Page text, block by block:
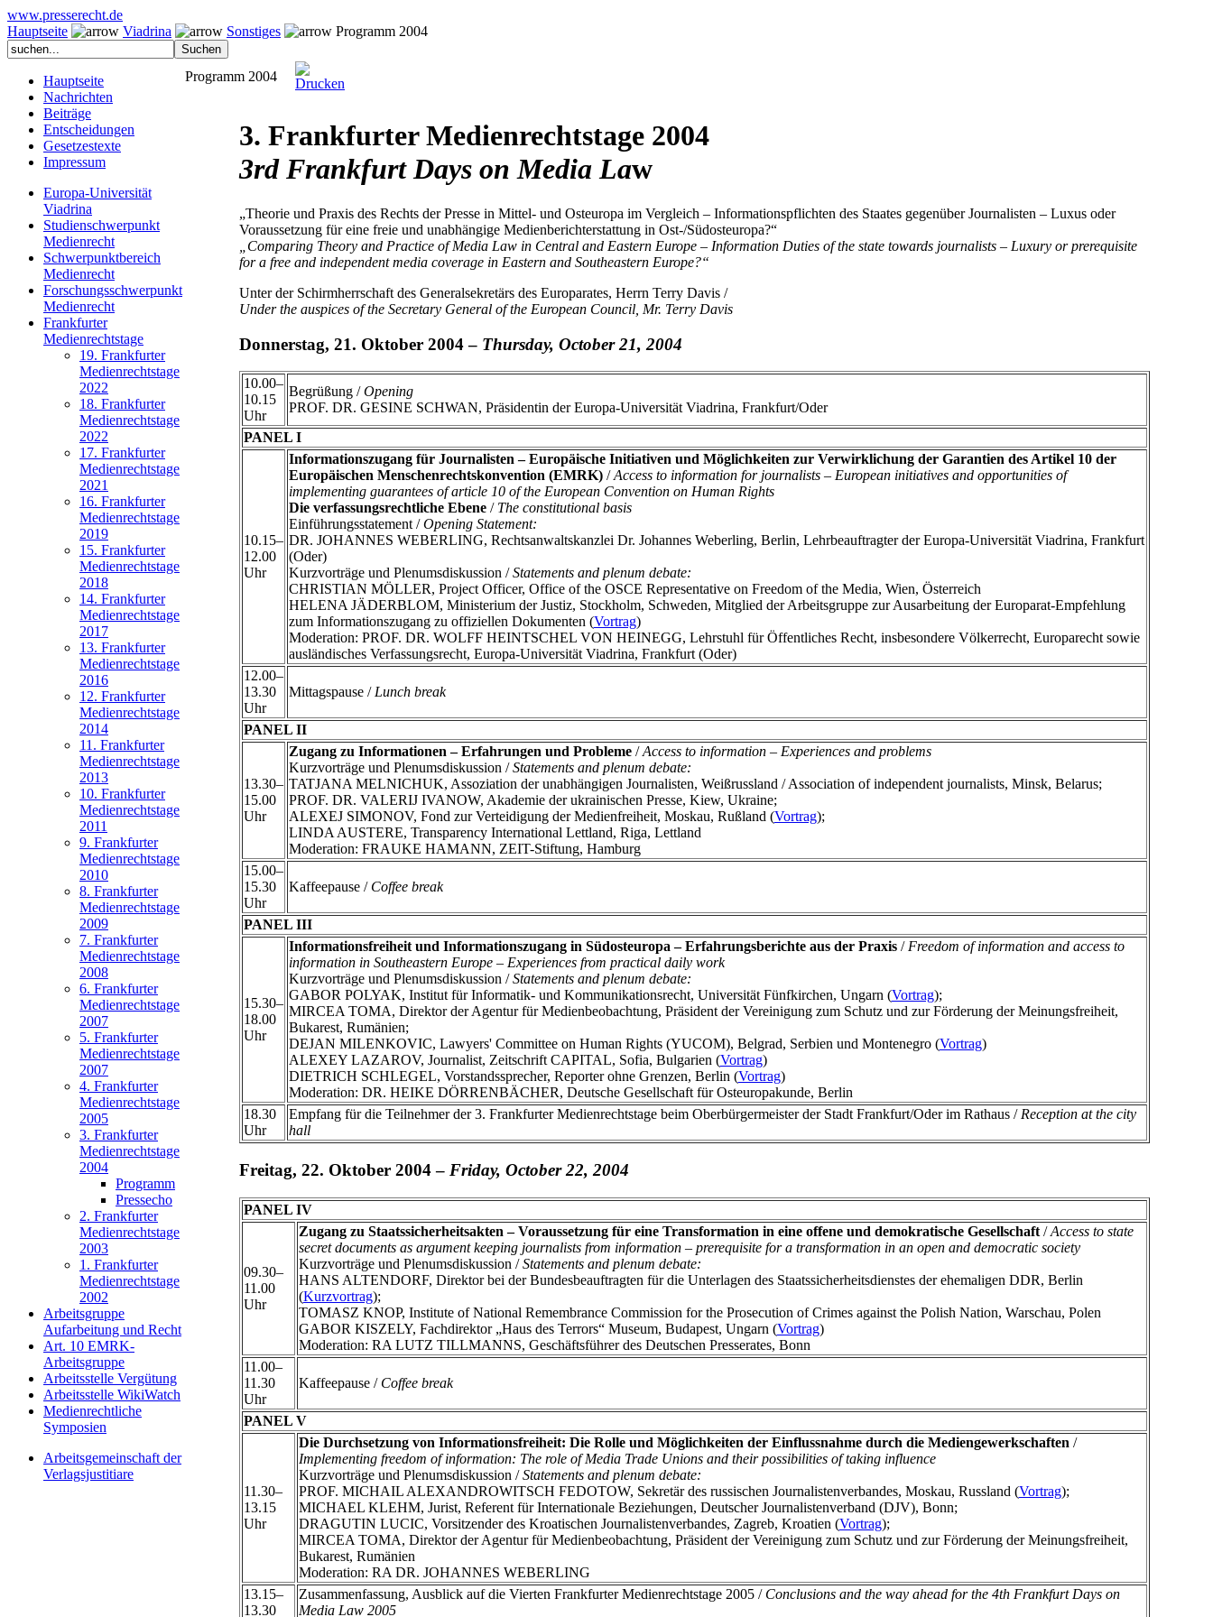
www.presserecht.de
Hauptseite
Viadrina Sonstiges Programm 2004
Hauptseite
Nachrichten
Beiträge
Entscheidungen
Gesetzestexte
Impressum
Europa-Universität
Viadrina
Studienschwerpunkt
Medienrecht
Schwerpunktbereich
Medienrecht
Forschungsschwerpunkt
Medienrecht
Frankfurter
Medienrechtstage
19. Frankfurter
Medienrechtstage
2022
18. Frankfurter
Medienrechtstage
2022
17. Frankfurter
Medienrechtstage
2021
16. Frankfurter
Medienrechtstage
2019
15. Frankfurter
Medienrechtstage
2018
14. Frankfurter
Medienrechtstage
2017
13. Frankfurter
Medienrechtstage
2016
12. Frankfurter
Medienrechtstage
2014
11. Frankfurter
Medienrechtstage
2013
10. Frankfurter
Medienrechtstage
2011
9. Frankfurter
Medienrechtstage
2010
8. Frankfurter
Medienrechtstage
2009
7. Frankfurter
Medienrechtstage
2008
6. Frankfurter
Medienrechtstage
2007
5. Frankfurter
Medienrechtstage
2007
4. Frankfurter
Medienrechtstage
2005
3. Frankfurter
Medienrechtstage
2004
Programm
Pressecho
2. Frankfurter
Medienrechtstage
2003
1. Frankfurter
Medienrechtstage
2002
Arbeitsgruppe
Aufarbeitung und Recht
Art. 10 EMRK-
Arbeitsgruppe
Arbeitsstelle Vergütung
Arbeitsstelle WikiWatch
Medienrechtliche
Symposien
Arbeitsgemeinschaft der
Verlagsjustitiare
Programm 2004
3. Frankfurter Medienrechtstage 2004
3rd Frankfurt Days on Media Law
„Theorie und Praxis des Rechts der Presse in Mittel- und Osteuropa im Vergleich – Informationspflichten des Staates gegenüber Journalisten – Luxus oder
Voraussetzung für eine freie und unabhängige Medienberichterstattung in Ost-/Südosteuropa?“
„Comparing Theory and Practice of Media Law in Central and Eastern Europe – Information Duties of the state towards journalists – Luxury or prerequisite
for a free and independent media coverage in Eastern and Southeastern Europe?“
Unter der Schirmherrschaft des Generalsekretärs des Europarates, Herrn Terry Davis /
Under the auspices of the Secretary General of the European Council, Mr. Terry Davis
Donnerstag, 21. Oktober 2004 – Thursday, October 21, 2004
10.00–
10.15
Uhr
Begrüßung /Opening
PROF. DR. GESINE SCHWAN, Präsidentin der Europa-Universität Viadrina, Frankfurt/Oder
PANEL I
10.15–
12.00
Uhr
Informationszugang für Journalisten – Europäische Initiativen und Möglichkeiten zur Verwirklichung der Garantien des Artikel 10 der
Europäischen Menschenrechtskonvention (EMRK)/Access to information for journalists – European initiatives and opportunities of
implementing guarantees of article 10 of the European Convention on Human Rights
Die verfassungsrechtliche Ebene/ The constitutional basis
Einführungsstatement /Opening Statement:
DR. JOHANNES WEBERLING, Rechtsanwaltskanzlei Dr. Johannes Weberling, Berlin, Lehrbeauftragter der Europa-Universität Viadrina, Frankfurt
(Oder)
Kurzvorträge und Plenumsdiskussion /Statements and plenum debate:
CHRISTIAN MÖLLER, Project Officer, Office of the OSCE Representative on Freedom of the Media, Wien, Österreich
HELENA JÄDERBLOM, Ministerium der Justiz, Stockholm, Schweden, Mitglied der Arbeitsgruppe zur Ausarbeitung der Europarat-Empfehlung
zum Informationszugang zu offiziellen Dokumenten (Vortrag)
Moderation: PROF. DR. WOLFF HEINTSCHEL VON HEINEGG, Lehrstuhl für Öffentliches Recht, insbesondere Völkerrecht, Europarecht sowie
ausländisches Verfassungsrecht, Europa-Universität Viadrina, Frankfurt (Oder)
12.00–
13.30
Uhr
Mittagspause / Lunch break
PANEL II
13.30–
15.00
Uhr
Zugang zu Informationen – Erfahrungen und Probleme/Access to information – Experiences and problems
Kurzvorträge und Plenumsdiskussion /Statements and plenum debate:
TATJANA MELNICHUK, Assoziation der unabhängigen Journalisten, Weißrussland / Association of independent journalists, Minsk, Belarus;
PROF. DR. VALERIJ IVANOW, Akademie der ukrainischen Presse, Kiew, Ukraine;
ALEXEJ SIMONOV, Fond zur Verteidigung der Medienfreiheit, Moskau, Rußland (Vortrag);
LINDA AUSTERE, Transparency International Lettland, Riga, Lettland
Moderation: FRAUKE HAMANN, ZEIT-Stiftung, Hamburg
15.00–
15.30
Uhr
Kaffeepause / Coffee break
PANEL III
15.30–
18.00
Uhr
Informationsfreiheit und Informationszugang in Südosteuropa – Erfahrungsberichte aus der Praxis/ Freedom of information and access to
information in Southeastern Europe – Experiences from practical daily work
Kurzvorträge und Plenumsdiskussion /Statements and plenum debate:
GABOR POLYAK, Institut für Informatik- und Kommunikationsrecht, Universität Fünfkirchen, Ungarn (Vortrag);
MIRCEA TOMA, Direktor der Agentur für Medienbeobachtung, Präsident der Vereinigung zum Schutz und zur Förderung der Meinungsfreiheit,
Bukarest, Rumänien;
DEJAN MILENKOVIC, Lawyers' Committee on Human Rights (YUCOM), Belgrad, Serbien und Montenegro (Vortrag)
ALEXEY LAZAROV, Journalist, Zeitschrift CAPITAL, Sofia, Bulgarien (Vortrag)
DIETRICH SCHLEGEL, Vorstandssprecher, Reporter ohne Grenzen, Berlin (Vortrag)
Moderation: DR. HEIKE DÖRRENBÄCHER, Deutsche Gesellschaft für Osteuropakunde, Berlin
18.30
Uhr
Empfang für die Teilnehmer der 3. Frankfurter Medienrechtstage beim Oberbürgermeister der Stadt Frankfurt/Oder im Rathaus / Reception at the city
hall
Freitag, 22. Oktober 2004 – Friday, October 22, 2004
PANEL IV
09.30–
11.00
Uhr
Zugang zu Staatssicherheitsakten – Voraussetzung für eine Transformation in eine offene und demokratische Gesellschaft/Access to state
secret documents as argument keeping journalists from information – prerequisite for a transformation in an open and democratic society
Kurzvorträge und Plenumsdiskussion /Statements and plenum debate:
HANS ALTENDORF, Direktor bei der Bundesbeauftragten für die Unterlagen des Staatssicherheitsdienstes der ehemaligen DDR, Berlin
(Kurzvortrag);
TOMASZ KNOP, Institute of National Remembrance Commission for the Prosecution of Crimes against the Polish Nation, Warschau, Polen
GABOR KISZELY, Fachdirektor „Haus des Terrors“ Museum, Budapest, Ungarn (Vortrag)
Moderation: RA LUTZ TILLMANNS, Geschäftsführer des Deutschen Presserates, Bonn
11.00–
11.30
Uhr
Kaffeepause / Coffee break
PANEL V
11.30–
13.15
Uhr
Die Durchsetzung von Informationsfreiheit: Die Rolle und Möglichkeiten der Einflussnahme durch die Mediengewerkschaften /
Implementing freedom of information: The role of Media Trade Unions and their possibilities of taking influence
Kurzvorträge und Plenumsdiskussion /Statements and plenum debate:
PROF. MICHAIL ALEXANDROWITSCH FEDOTOW, Sekretär des russischen Journalistenverbandes, Moskau, Russland (Vortrag);
MICHAEL KLEHM, Jurist, Referent für Internationale Beziehungen, Deutscher Journalistenverband (DJV), Bonn;
DRAGUTIN LUCIC, Vorsitzender des Kroatischen Journalistenverbandes, Zagreb, Kroatien (Vortrag);
MIRCEA TOMA, Direktor der Agentur für Medienbeobachtung, Präsident der Vereinigung zum Schutz und zur Förderung der Meinungsfreiheit,
Bukarest, Rumänien
Moderation: RA DR. JOHANNES WEBERLING
13.15–
13.30
Zusammenfassung, Ausblick auf die Vierten Frankfurter Medienrechtstage 2005 / Conclusions and the way ahead for the 4th Frankfurt Days on
Media Law 2005